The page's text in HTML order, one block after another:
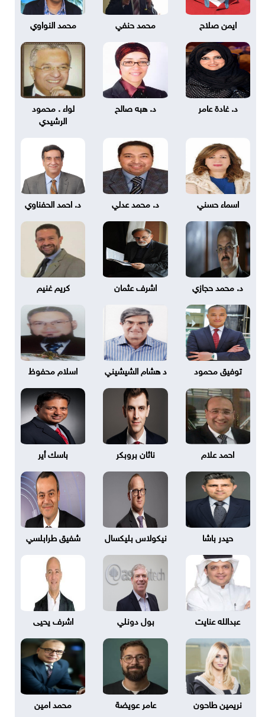
ايمن صلاح محمد حنفي محمد النواوي
د. غادة عامر د. هبه صالح
لواء . محمود
الرشيدي
اسماء حسني د. محمد عدلي د. احمد الحفناوي
د. محمد حجازي اشرف عثمان كريم غنيم
توفيق محمود د هشام الشيشيني اسلام محفوظ
احمد علام ناثان بروبكر باسك أير
حيدر باشا نيكولاس بليكسال شفيق طرابلسي
عبدالله عنايت بول دونلي اشرف يحيى
نريمين طاحون عامر عويضة محمد امين